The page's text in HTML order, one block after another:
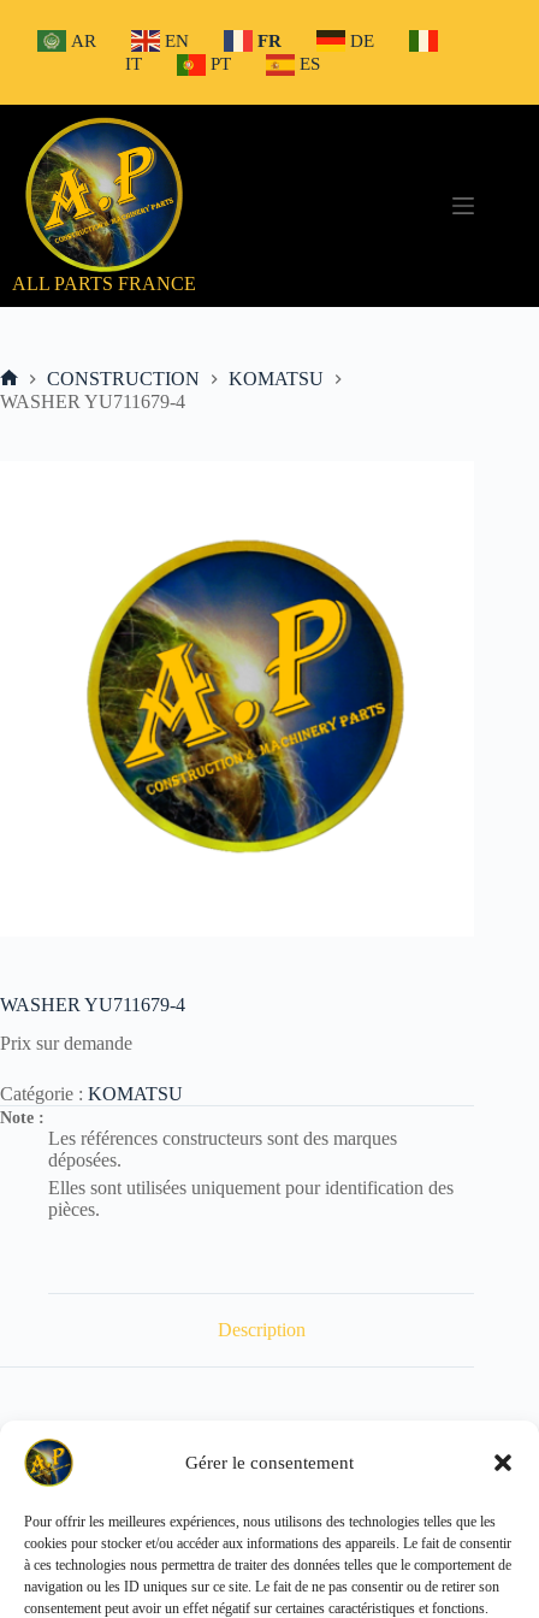
Gérer le consentement
Pour offrir les meilleures expériences, nous utilisons des technologies telles que les
cookies pour stocker et/ou accéder aux informations des appareils. Le fait de consentir
à ces technologies nous permettra de traiter des données telles que le comportement de
navigation ou les ID uniques sur ce site. Le fait de ne pas consentir ou de retirer son
consentement peut avoir un effet négatif sur certaines caractéristiques et fonctions.
contenu
AR EN FR
DE
IT
PT ES
ALL PARTS FRANCE
Accueil
CONSTRUCTION
KOMATSU
WASHER YU711679-4
WASHER YU711679-4
Prix sur demande
Catégorie : KOMATSU
Note :
Les références constructeurs sont des marques
déposées.
Elles sont utilisées uniquement pour identification des
pièces.
Description
Poids : 0.356 kg
Copyright © 2026 - ALL PARTS FRANCE SAS